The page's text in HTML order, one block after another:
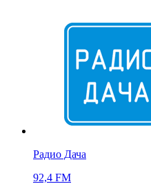
Радио Дача
92,4 FM